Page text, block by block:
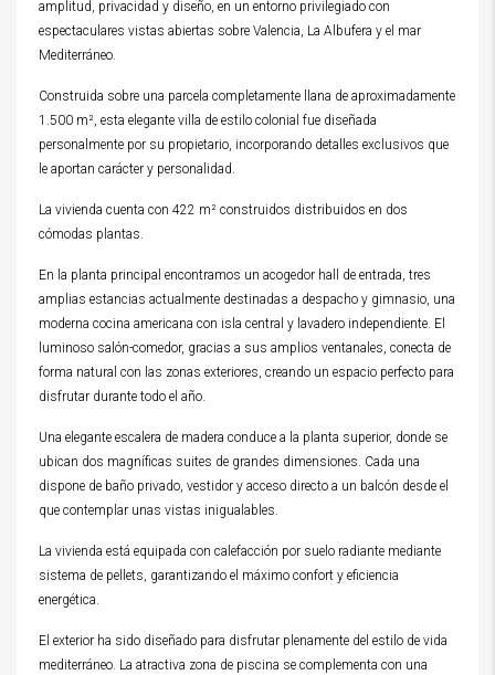
amplitud, privacidad y diseño, en un entorno privilegiado con
espectaculares vistas abiertas sobre Valencia, La Albufera y el mar
Mediterráneo.
Construida sobre una parcela completamente llana de aproximadamente
1.500 m², esta elegante villa de estilo colonial fue diseñada
personalmente por su propietario, incorporando detalles exclusivos que
le aportan carácter y personalidad.
La vivienda cuenta con 422 m² construidos distribuidos en dos
cómodas plantas.
En la planta principal encontramos un acogedor hall de entrada, tres
amplias estancias actualmente destinadas a despacho y gimnasio, una
moderna cocina americana con isla central y lavadero independiente. El
luminoso salón-comedor, gracias a sus amplios ventanales, conecta de
forma natural con las zonas exteriores, creando un espacio perfecto para
disfrutar durante todo el año.
Una elegante escalera de madera conduce a la planta superior, donde se
ubican dos magníficas suites de grandes dimensiones. Cada una
dispone de baño privado, vestidor y acceso directo a un balcón desde el
que contemplar unas vistas inigualables.
La vivienda está equipada con calefacción por suelo radiante mediante
sistema de pellets, garantizando el máximo confort y eficiencia
energética.
El exterior ha sido diseñado para disfrutar plenamente del estilo de vida
mediterráneo. La atractiva zona de piscina se complementa con una